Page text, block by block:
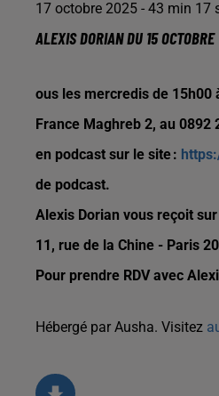
17 octobre 2025 - 43 min 17
ALEXIS DORIAN DU 15 OCTOBRE
ous les mercredis de 15h00
France Maghreb 2, au 0892
en podcast sur le site :
de podcast.
Alexis Dorian vous reçoit
11, rue de la Chine - Paris
Pour prendre RDV avec
Hébergé par Ausha. Visitez